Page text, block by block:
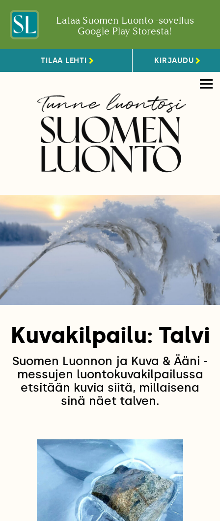
Lataa Suomen Luonto -sovellus
Google Play Storesta!
TILAA LEHTI KIRJAUDU
Kuvakilpailu: Talvi
Suomen Luonnon ja Kuva & Ääni -
messujen luontokuvakilpailussa
etsitään kuvia siitä, millaisena
sinä näet talven.